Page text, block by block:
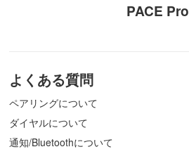
PACE Pro
よくある質問
ペアリングについて
ダイヤルについて
通知/Bluetoothについて